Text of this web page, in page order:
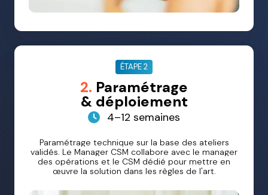
ÉTAPE 2
2. Paramétrage
& déploiement
4–12 semaines
Paramétrage technique sur la base des ateliers
validés. Le Manager CSM collabore avec le manager
des opérations et le CSM dédié pour mettre en
œuvre la solution dans les règles de l'art.